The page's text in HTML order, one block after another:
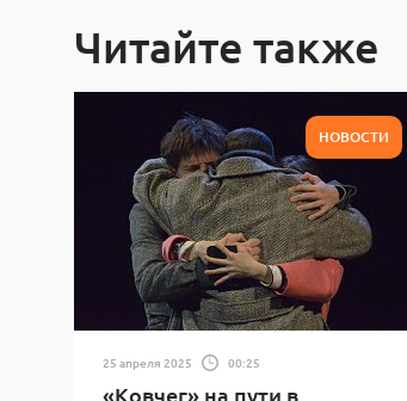
Читайте также
НОВОСТИ
25 апреля 2025 00:25
«Ковчег» на пути в